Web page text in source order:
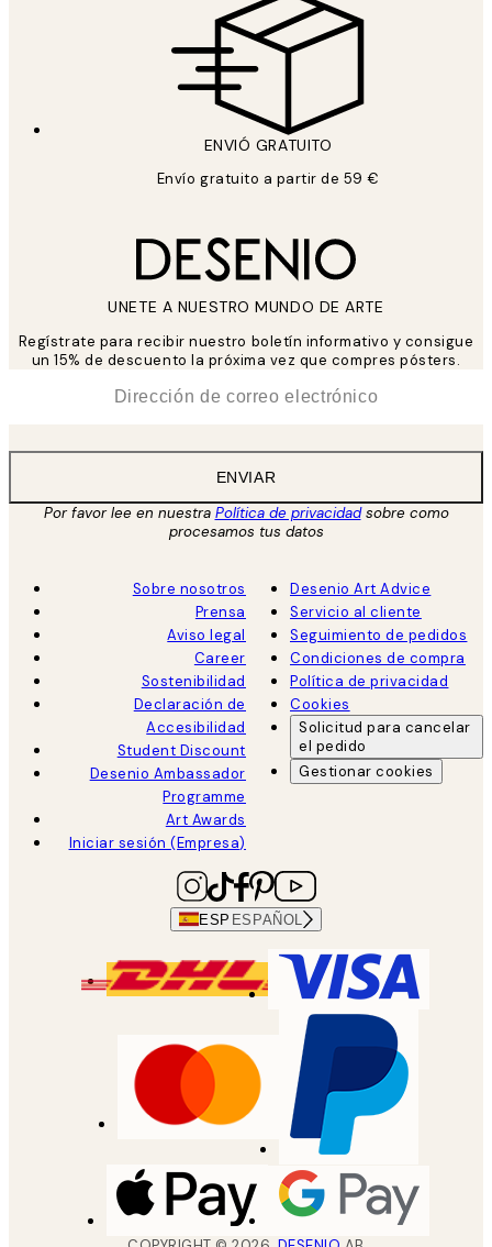
ENVIÓ GRATUITO
Envío gratuito a partir de 59 €
UNETE A NUESTRO MUNDO DE ARTE
Regístrate para recibir nuestro boletín informativo y consigue
un 15% de descuento la próxima vez que compres pósters.
ENVIAR
Por favor lee en nuestra Política de privacidadsobre como
procesamos tus datos
Sobre nosotros
Prensa
Aviso legal
Career
Sostenibilidad
Declaración de
Accesibilidad
Student Discount
Desenio Ambassador
Programme
Art Awards
Iniciar sesión (Empresa)
Desenio Art Advice
Servicio al cliente
Seguimiento de pedidos
Condiciones de compra
Política de privacidad
Cookies
Solicitud para cancelar
el pedido
Gestionar cookies
ESP ESPAÑOL